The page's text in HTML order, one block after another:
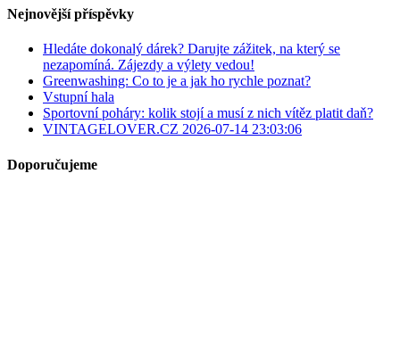
Nejnovější příspěvky
Hledáte dokonalý dárek? Darujte zážitek, na který se
nezapomíná. Zájezdy a výlety vedou!
Greenwashing: Co to je a jak ho rychle poznat?
Vstupní hala
Sportovní poháry: kolik stojí a musí z nich vítěz platit daň?
VINTAGELOVER.CZ 2026-07-14 23:03:06
Doporučujeme